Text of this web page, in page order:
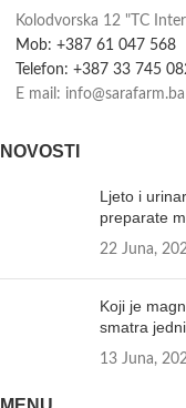
Kolodvorska 12 "TC
Mob: +387 61 047 568
Telefon: +387 33 745
E mail: info@sarafarm.ba
NOVOSTI
Ljeto i
preparate
22 Juna,
Koji je
smatra
13 Juna,